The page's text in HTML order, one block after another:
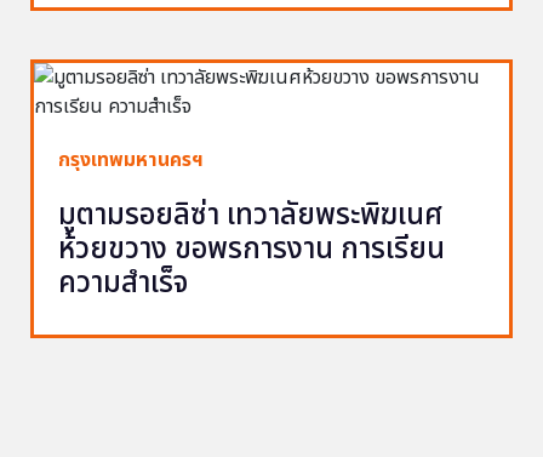
กรุงเทพมหานครฯ
มูตามรอยลิซ่า เทวาลัยพระพิฆเนศ
ห้วยขวาง ขอพรการงาน การเรียน
ความสำเร็จ